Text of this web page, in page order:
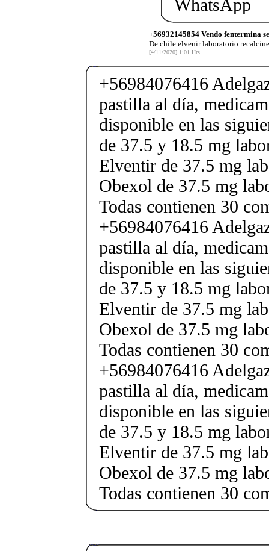
WhatsApp
+56932145854 Vendo fentermina
De chile elvenir laboratorio
[4/11/2020] 1:01 Hrs.
+56984076416
pastilla al día,
disponible en las
de 37.5 y 18.5 mg
Elventir de 37.5 mg
Obexol de 37.5 mg
Todas contienen 30
+56984076416
pastilla al día,
disponible en las
de 37.5 y 18.5 mg
Elventir de 37.5 mg
Obexol de 37.5 mg
Todas contienen 30
+56984076416
pastilla al día,
disponible en las
de 37.5 y 18.5 mg
Elventir de 37.5 mg
Obexol de 37.5 mg
Todas contienen 30